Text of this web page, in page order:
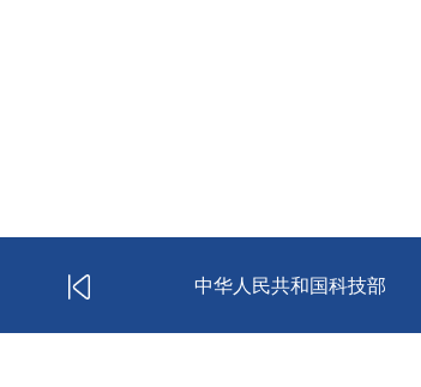
大学华西医院 中华人民共和国科技部